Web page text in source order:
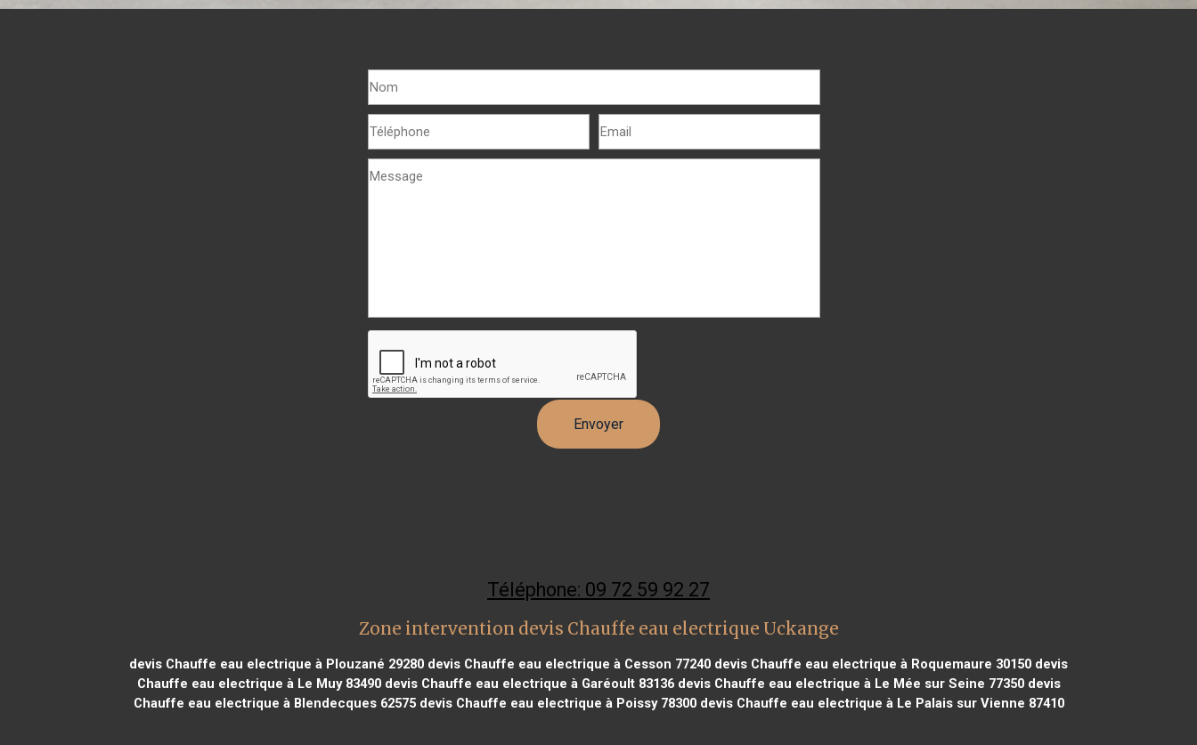
Téléphone: 09 72 59 92 27
Zone intervention devis Chauffe eau electrique Uckange
devis Chauffe eau electrique à Plouzané 29280 devis Chauffe eau electrique à Cesson 77240 devis Chauffe eau electrique à Roquemaure 30150 devis
Chauffe eau electrique à Le Muy 83490devis Chauffe eau electrique à Garéoult 83136devis Chauffe eau electrique à Le Mée sur Seine 77350devis
Chauffe eau electrique à Blendecques 62575devis Chauffe eau electrique à Poissy 78300devis Chauffe eau electrique à Le Palais sur Vienne 87410